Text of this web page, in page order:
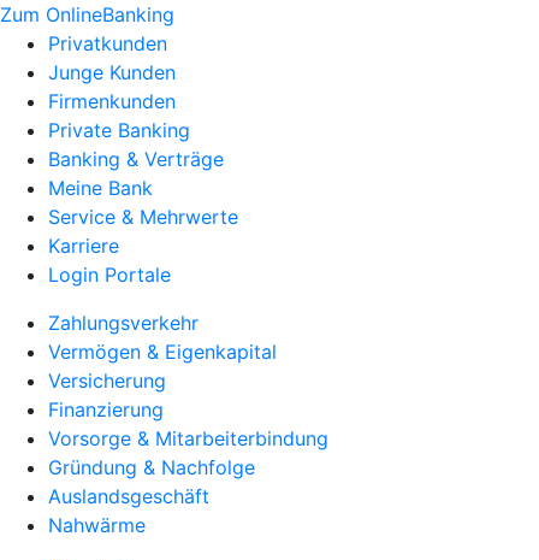
Zum OnlineBanking
Privatkunden
Junge Kunden
Firmenkunden
Private Banking
Banking & Verträge
Meine Bank
Service & Mehrwerte
Karriere
Login Portale
Zahlungsverkehr
Vermögen & Eigenkapital
Versicherung
Finanzierung
Vorsorge & Mitarbeiterbindung
Gründung & Nachfolge
Auslandsgeschäft
Nahwärme